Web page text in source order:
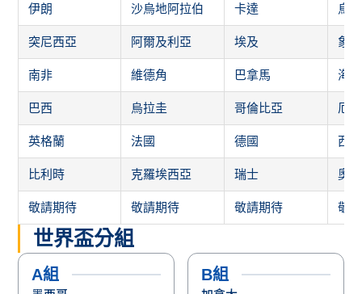
A組
墨西哥
南非
韓國
待定
B組
加拿大
待定
C組
巴西
摩洛哥
海地
蘇格蘭
D組
巴拉圭
澳大利亞